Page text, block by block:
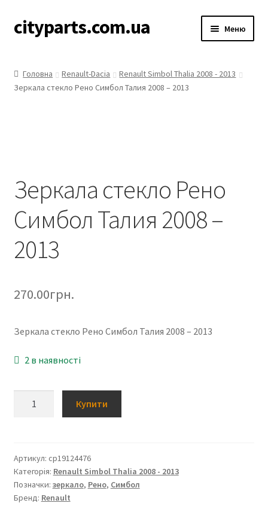
Перейти
до
Перейти
до
cityparts.com.ua Меню
Защита двигателя
Увійти
Контакти
Головна Renault-Dacia
Renault Simbol Thalia 2008 - 2013
Зеркала стекло Рено Симбол Талия 2008 – 2013
Зеркала стекло Рено
Симбол Талия 2008 –
2013
270.00грн.
Зеркала стекло Рено Симбол Талия 2008 – 2013
2 в наявності
Талия
2008
-
2013
Купити
Артикул: cp19124476
Категорія: Renault Simbol Thalia 2008 - 2013
Позначки: зеркало, Рено, Симбол
Бренд: Renault